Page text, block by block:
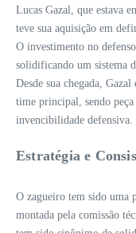
Lucas Gazal, que estava
teve sua aquisição em
O investimento no
solidificando um sistema
Desde sua chegada,
time principal, sendo
invencibilidade defensiva.
Estratégia e
O zagueiro tem sido uma
montada pela comissão